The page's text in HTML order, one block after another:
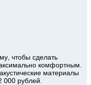
чтобы сделать
комфортным.
материалы
000 рублей.